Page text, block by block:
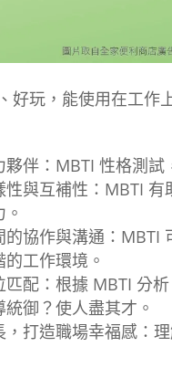
好玩，能使用在工作
夥伴：MBTI 性格測
性與互補性：MBTI
的協作與溝通：MBTI
工作環境。
匹配：根據 MBTI 分
御？使人盡其才。
，打造職場幸福感：